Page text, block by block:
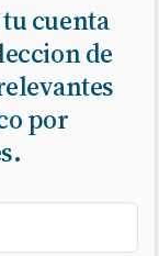
tu cuenta
de
por